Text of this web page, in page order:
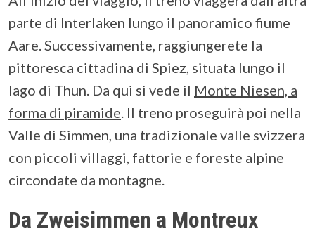
parte di Interlaken lungo il panoramico fiume
Aare. Successivamente, raggiungerete la
pittoresca cittadina di Spiez, situata lungo il
lago di Thun. Da qui si vede il Monte Niesen, a
forma di piramide. Il treno proseguirà poi nella
Valle di Simmen, una tradizionale valle svizzera
con piccoli villaggi, fattorie e foreste alpine
circondate da montagne.
Da Zweisimmen a Montreux